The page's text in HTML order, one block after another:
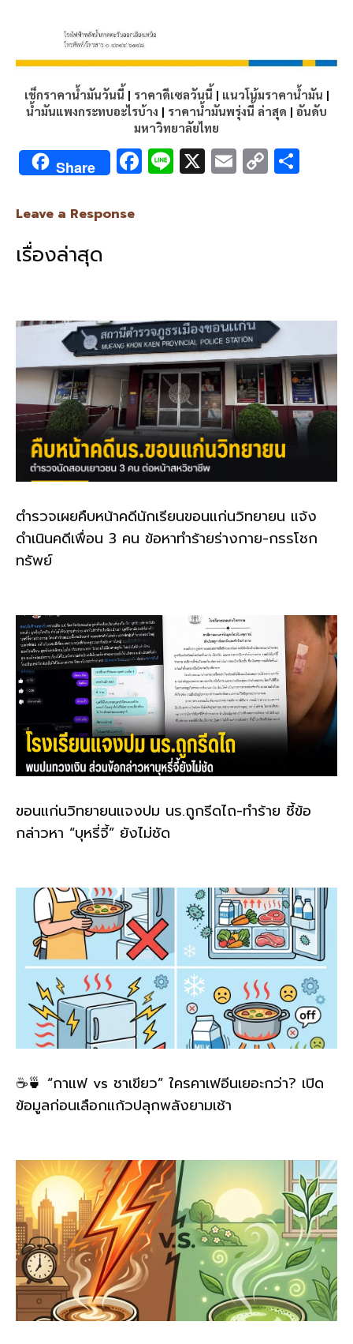
เช็กราคาน้ำมันวันนี้ | ราคาดีเซลวันนี้ | แนวโน้มราคาน้ำมัน |
น้ำมันแพงกระทบอะไรบ้าง | ราคาน้ำมันพรุ่งนี้ ล่าสุด | อันดับ
มหาวิทยาลัยไทย
Share F
k
Li X E C
Leave a Response
เรื่องล่าสุด
ตำรวจเผยคืบหน้าคดีนักเรียนขอนแก่นวิทยายน แจ้ง
ดำเนินคดีเพื่อน 3 คน ข้อหาทำร้ายร่างกาย-กรรโชก
ทรัพย์
ขอนแก่นวิทยายนแจงปม นร.ถูกรีดไถ-ทำร้าย ชี้ข้อ
กล่าวหา “บุหรี่จี้” ยังไม่ชัด
☕🍵 “กาแฟ vs ชาเขียว” ใครคาเฟอีนเยอะกว่า? เปิด
ข้อมูลก่อนเลือกแก้วปลุกพลังยามเช้า